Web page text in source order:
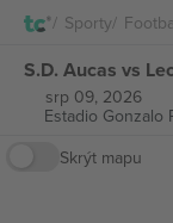
Sporty
srp 09, 2026
Estadio Gonzalo
Skrýt mapu